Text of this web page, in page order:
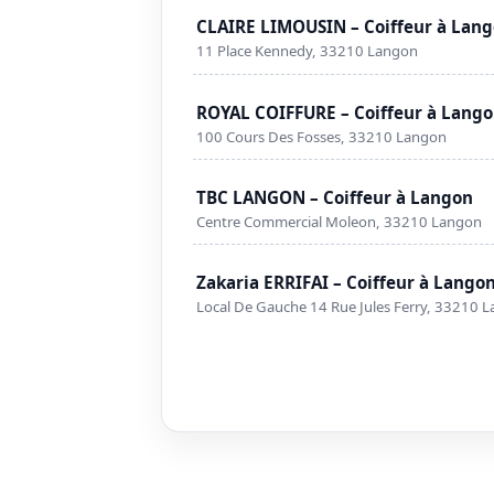
CLAIRE LIMOUSIN – Coiffeur à
11 Place Kennedy, 33210 Langon
ROYAL COIFFURE – Coiffeur à
100 Cours Des Fosses, 33210 Langon
TBC LANGON – Coiffeur à Langon
Centre Commercial Moleon, 33210 Langon
Zakaria ERRIFAI – Coiffeur à Langon
Local De Gauche 14 Rue Jules Ferry, 33210